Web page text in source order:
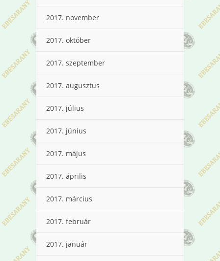
2017. november
2017. október
2017. szeptember
2017. augusztus
2017. július
2017. június
2017. május
2017. április
2017. március
2017. február
2017. január